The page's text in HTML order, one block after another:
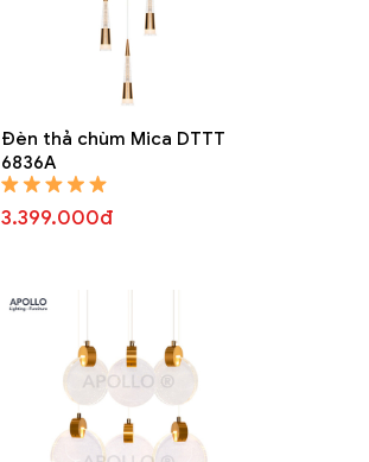
Đèn thả chùm Mica DTTT
6836A
3.399.000đ